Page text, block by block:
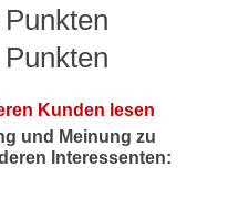
Kunden lesen
und Meinung zu
Interessenten: